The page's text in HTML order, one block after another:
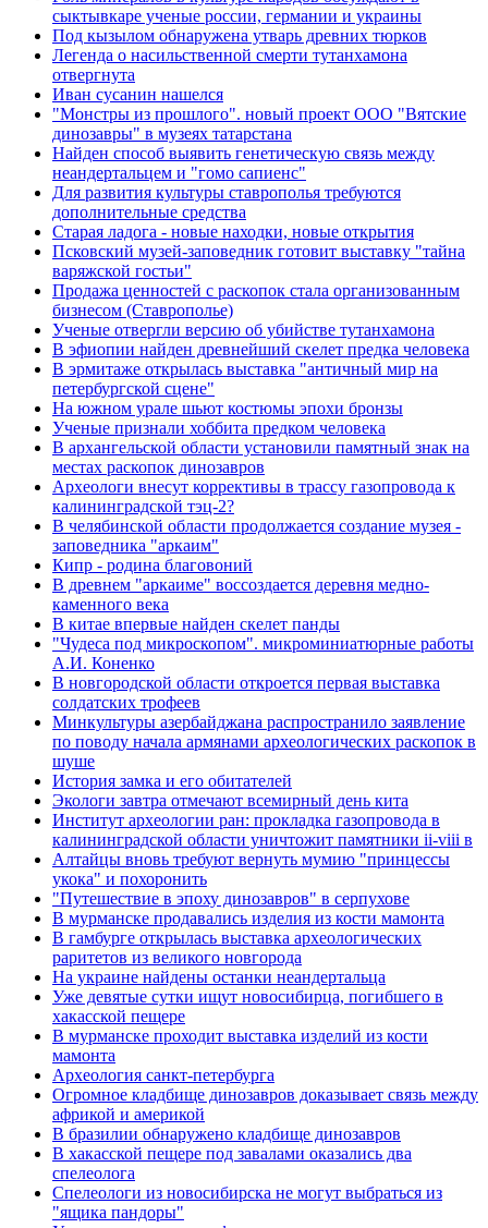
сыктывкаре ученые россии, германии и украины
Под кызылом обнаружена утварь древних тюрков
Легенда о насильственной смерти тутанхамона
отвергнута
Иван сусанин нашелся
"Монстры из прошлого". новый проект ООО "Вятские
динозавры" в музеях татарстана
Найден способ выявить генетическую связь между
неандертальцем и "гомо сапиенс"
Для развития культуры ставрополья требуются
дополнительные средства
Старая ладога - новые находки, новые открытия
Псковский музей-заповедник готовит выставку "тайна
варяжской гостьи"
Продажа ценностей с раскопок стала организованным
бизнесом (Ставрополье)
Ученые отвергли версию об убийстве тутанхамона
В эфиопии найден древнейший скелет предка человека
В эрмитаже открылась выставка "античный мир на
петербургской сцене"
На южном урале шьют костюмы эпохи бронзы
Ученые признали хоббита предком человека
В архангельской области установили памятный знак на
местах раскопок динозавров
Археологи внесут коррективы в трассу газопровода к
калининградской тэц-2?
В челябинской области продолжается создание музея -
заповедника "аркаим"
Кипр - родина благовоний
В древнем "аркаиме" воссоздается деревня медно-
каменного века
В китае впервые найден скелет панды
"Чудеса под микроскопом". микроминиатюрные работы
А.И. Коненко
В новгородской области откроется первая выставка
солдатских трофеев
Минкультуры азеpбайджана распространило заявление
по поводу начала аpмянами археологических раскопок в
шуше
История замка и его обитателей
Экологи завтра отмечают всемирный день кита
Институт археологии ран: прокладка газопровода в
калининградской области уничтожит памятники ii-viii в
Алтайцы вновь требуют вернуть мумию "принцессы
укока" и похоронить
"Путешествие в эпоху динозавров" в серпухове
В мурманске продавались изделия из кости мамонта
В гамбурге открылась выставка археологических
раритетов из великого новгорода
На украине найдены останки неандертальца
Уже девятые сутки ищут новосибирца, погибшего в
хакасской пещере
В мурманске проходит выставка изделий из кости
мамонта
Археология санкт-петербурга
Огромное кладбище динозавров доказывает связь между
африкой и америкой
В бразилии обнаружено кладбище динозавров
В хакасской пещере под завалами оказались два
спелеолога
Спелеологи из новосибирска не могут выбраться из
"ящика пандоры"